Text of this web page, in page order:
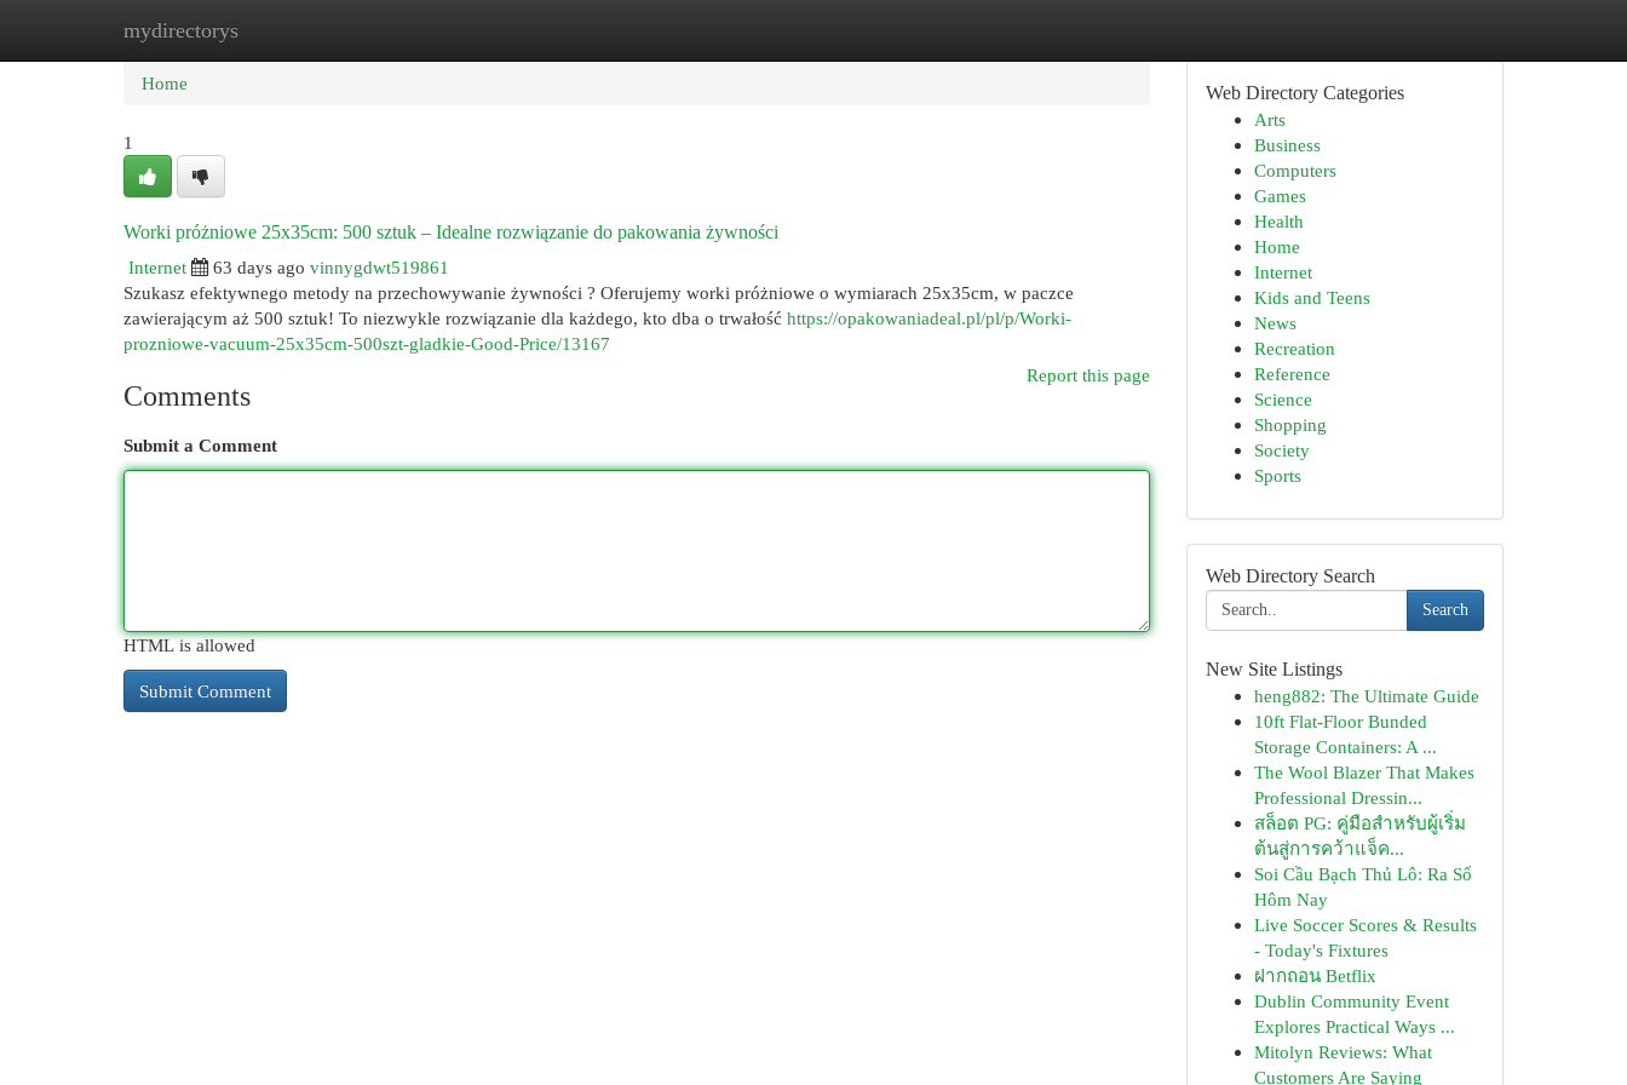
mydirectorys
Home
Home
1
Worki próżniowe 25x35cm: 500 sztuk – Idealne rozwiązanie do pakowania żywności
Internet
63 days ago vinnygdwt519861
Szukasz efektywnego metody na przechowywanie żywności ? Oferujemy worki próżniowe o wymiarach 25x35cm, w paczce
zawierającym aż 500 sztuk! To niezwykle rozwiązanie dla każdego, kto dba o trwałość https://opakowaniadeal.pl/pl/p/Worki-
prozniowe-vacuum-25x35cm-500szt-gladkie-Good-Price/13167
Report this page
Comments
Submit a Comment
HTML is allowed
Web Directory Categories
Arts
Business
Computers
Games
Health
Home
Internet
Kids and Teens
News
Recreation
Reference
Science
Shopping
Society
Sports
Web Directory Search
Search
New Site Listings
heng882: The Ultimate Guide
10ft Flat-Floor Bunded
Storage Containers: A ...
The Wool Blazer That Makes
Professional Dressin...
สล็อต PG: คู่มือสำหรับผู้เริ่ม
ต้นสู่การคว้าแจ็ค...
Soi Cầu Bạch Thủ Lô: Ra Số
Hôm Nay
Live Soccer Scores & Results
- Today's Fixtures
ฝากถอน Betflix
Dublin Community Event
Explores Practical Ways ...
Mitolyn Reviews: What
Customers Are Saying